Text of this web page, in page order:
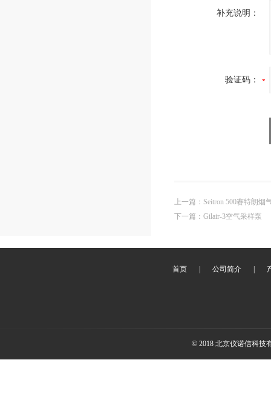
补充说明：
验证码：
上一篇 ： Seitron 500赛特朗烟
下一篇 ： Gilair-3空气采样泵
首页 公司简介
© 2018 北京仪诺信科技